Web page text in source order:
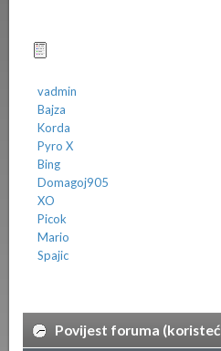
vadmin
Bajza
Korda
Pyro X
Bing
Domagoj905
XO
Picok
Mario
Spajic
Povijest foruma